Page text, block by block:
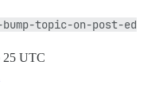
topic-on-post-ed
25 UTC